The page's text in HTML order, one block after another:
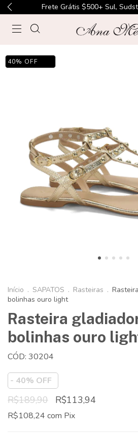
Frete Grátis $500+ Sul,
40% OFF
Início . SAPATOS . Rasteiras .
bolinhas ouro light
Rasteira
bolinhas ouro
CÓD: 30204
- 40% OFF
R$189,90 R$113,94
R$108,24 com Pix